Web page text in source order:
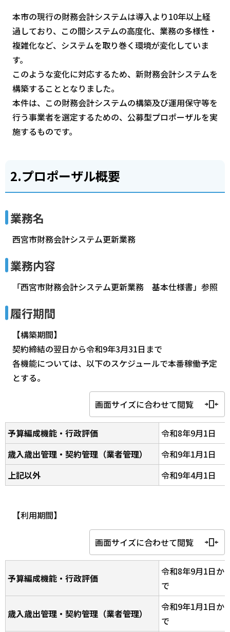
本市の現行の財務会計システムは導入より10年以上経
過しており、この間システムの高度化、業務の多様性・
複雑化など、システムを取り巻く環境が変化していま
す。
このような変化に対応するため、新財務会計システムを
構築することとなりました。
本件は、この財務会計システムの構築及び運用保守等を
行う事業者を選定するための、公募型プロポーザルを実
施するものです。
2.プロポーザル概要
業務名
西宮市財務会計システム更新業務
業務内容
「西宮市財務会計システム更新業務 基本仕様書」参照
履行期間
【構築期間】
契約締結の翌日から令和9年3月31日まで
各機能については、以下のスケジュールで本番稼働予定
とする。
画面サイズに合わせて閲覧
予算編成機能・行政評価
令和8年9月1日
歳入歳出管理・契約管理（業者管理）
令和9年1月1日
上記以外
令和9年4月1日
【利用期間】
画面サイズに合わせて閲覧
予算編成機能・行政評価
令和8年9月1日か
で
歳入歳出管理・契約管理（業者管理）
令和9年1月1日か
で